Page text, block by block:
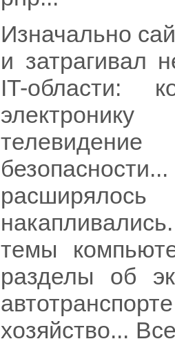
Изначально
и затрагивал
IT-области:
темы
разделы об
хозяйство...